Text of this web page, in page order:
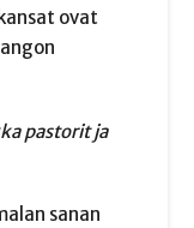
ovat
pastorit ja
sanan